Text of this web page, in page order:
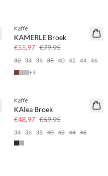
SAVE20
Kaffe
KAMERLE Broek
€55,97 €79,95
32 34 36 38 40 42 44 46
+9
SAVE20
Kaffe
KAlea Broek
€48,97 €69,95
34 36 38 40 42 44 46